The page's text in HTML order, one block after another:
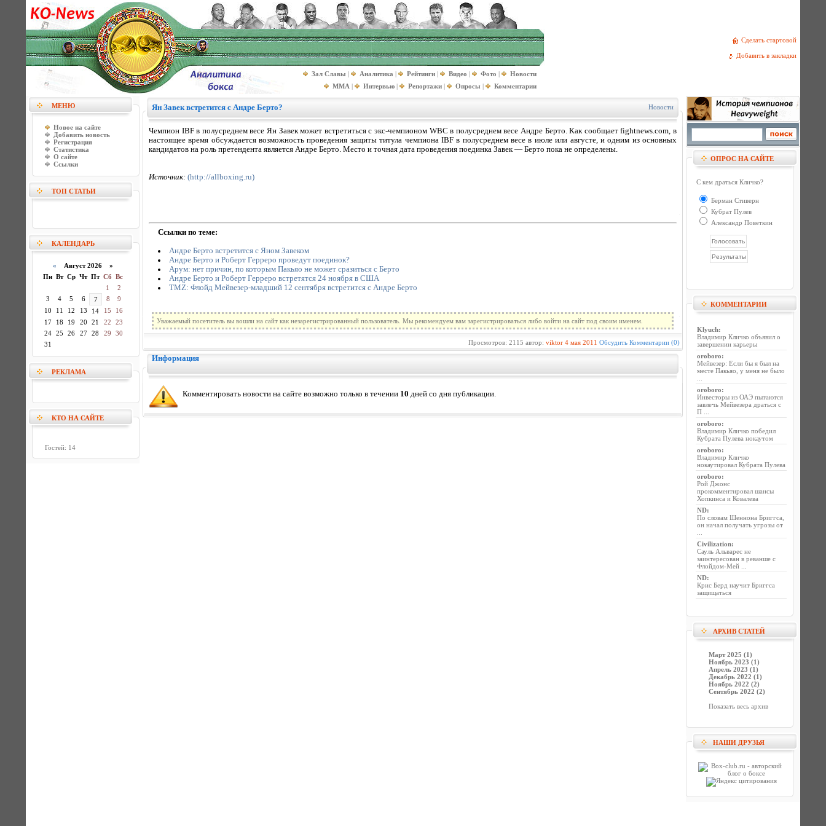
Сделать стартовой
Добавить в закладки
Зал Славы | Аналитика | Рейтинги | Видео | Фото |
Новости
MMA | Интервью | Репортажи | Опросы | Комментарии
МЕНЮ
Новое на сайте
Добавить новость
Регистрация
Статистика
О сайте
Ссылки
ТОП СТАТЬИ
КАЛЕНДАРЬ
« Август 2026 »
Пн Вт Ср Чт Пт Сб Вс
1
2
3
4 5 6 7 8
9
10
11 12 13 14 15
16
17
18 19 20 21 22
23
24
25 26 27 28 29
30
31
РЕКЛАМА
КТО НА САЙТЕ
Гостей: 14
Ян Завек встретится с Андре Берто? Новости
Чемпион IBF в полусреднем весе Ян Завек может встретиться с экс-чемпионом WBC в полусреднем весе Андре Берто. Как сообщает fightnews.com, в
настоящее время обсуждается возможность проведения защиты титула чемпиона IBF в полусреднем весе в июле или августе, и одним из основных
кандидатов на роль претендента является Андре Берто. Место и точная дата проведения поединка Завек — Берто пока не определены.
Источник: (http://allboxing.ru)
Ссылки по теме:
Андре Берто встретится с Яном Завеком
Андре Берто и Роберт Герреро проведут поединок?
Арум: нет причин, по которым Пакьяо не может сразиться с Берто
Андре Берто и Роберт Герреро встретятся 24 ноября в США
TMZ: Флойд Мейвезер-младший 12 сентября встретится с Андре Берто
Уважаемый посетитель вы вошли на сайт как незарегистрированный пользователь. Мы рекомендуем вам зарегистрироваться либо войти на сайт под своим именем.
Просмотров: 2115 автор: viktor 4 мая 2011 Обсудить Комментарии (0)
Информация
Комментировать новости на сайте возможно только в течении 10 дней со дня публикации.
ОПРОС НА САЙТЕ
С кем драться Кличко?
Берман Стиверн
Кубрат Пулев
Александр Поветкин
КОММЕНТАРИИ
Klyuch:
Владимир Кличко объявил о
завершении карьеры
oroboro:
Мейвезер: Если бы я был на
месте Пакьяо, у меня не было
oroboro:
Инвесторы из ОАЭ пытаются
завлечь Мейвезера драться с
П ...
oroboro:
Владимир Кличко победил
Кубрата Пулева нокаутом
oroboro:
Владимир Кличко
нокаутировал Кубрата Пулева
oroboro:
Рой Джонс
прокомментировал шансы
Хопкинса и Ковалева
ND:
По словам Шеннона Бриггса,
он начал получать угрозы от
Civilization:
Сауль Альварес не
заинтересован в реванше с
Флойдом-Мей ...
ND:
Крис Берд научит Бриггса
защищаться
АРХИВ СТАТЕЙ
Март 2025 (1)
Ноябрь 2023 (1)
Апрель 2023 (1)
Декабрь 2022 (1)
Ноябрь 2022 (2)
Сентябрь 2022 (2)
Показать весь архив
НАШИ ДРУЗЬЯ